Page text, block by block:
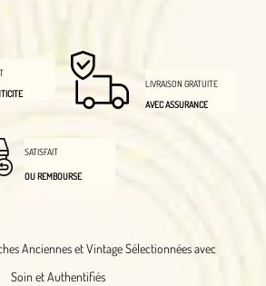
Anciennes et Vintage Sélectionnées avec
Soin et Authentifiés
LIVRAISON GRATUITE
AVEC ASSURANCE
SATISFAIT
OU REMBOURSE